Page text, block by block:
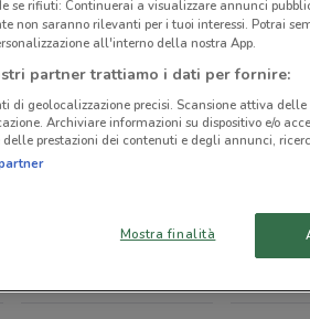
se rifiuti: Continuerai a visualizzare annunci
non saranno rilevanti per i tuoi interessi. Potrai
all'interno della nostra App.
partner trattiamo i dati per fornire:
di geolocalizzazione precisi. Scansione attiva
Archiviare informazioni su dispositivo e/o
prestazioni dei contenuti e degli annunci,
Mostra finalità